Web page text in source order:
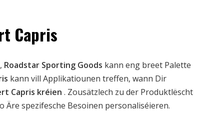
Capris
, Roadstar Sporting Goods kann eng breet Palette
kann vill Applikatiounen treffen, wann Dir
Capris kréien . Zousätzlech zu der Produktlëscht
Äre spezifesche Besoinen personaliséieren.